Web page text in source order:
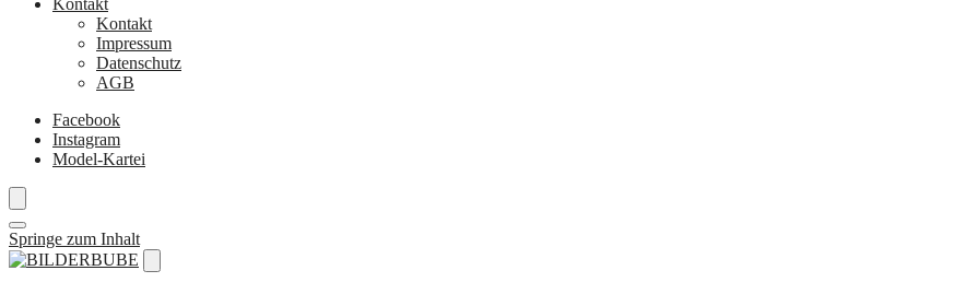
Kontakt
Kontakt
Impressum
Datenschutz
AGB
Facebook
Instagram
Model-Kartei
Springe zum Inhalt